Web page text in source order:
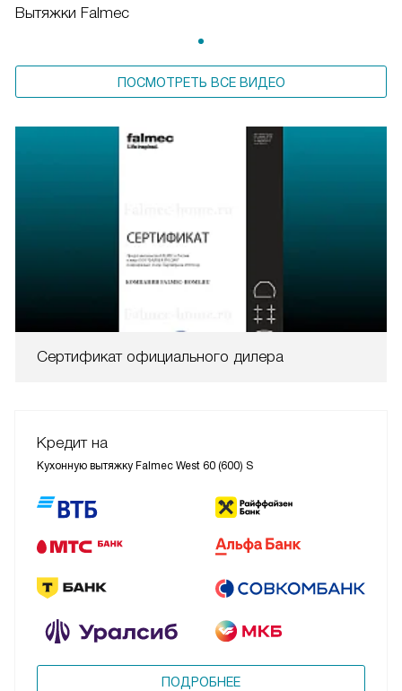
Вытяжки Falmec
ПОСМОТРЕТЬ ВСЕ ВИДЕО
Сертификат официального дилера
Кредит на
Кухонную вытяжку Falmec West 60 (600) S
ПОДРОБНЕЕ